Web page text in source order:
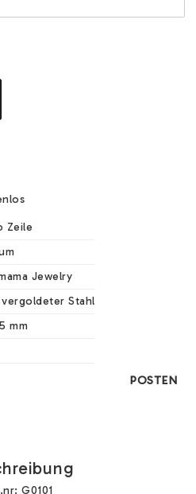
Zeile
Jewelry
Stahl
mm
POSTEN
G0101